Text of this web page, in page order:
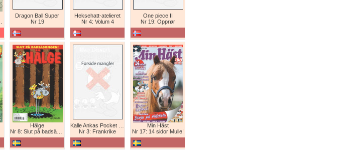
Dragon Ball Super
Nr 19
Heksehatt-atelieret
Nr 4: Volum 4
One piece II
Nr 19: Opprør
Hälge
Nr 8: Slut på badsäsongen!
Nr 3: Frankrike
Min Häst
Nr 17: 14 sidor Mulle!